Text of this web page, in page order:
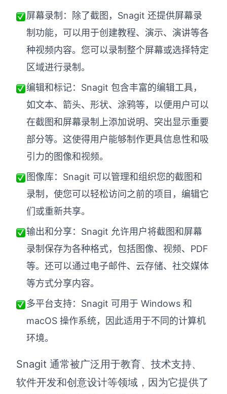
屏幕录制：除了截图，Snagit 还提供屏幕录
制功能，可以用于创建教程、演示、演讲等各
种视频内容。您可以录制整个屏幕或选择特定
区域进行录制。
编辑和标记：Snagit 包含丰富的编辑工具，
如文本、箭头、形状、涂鸦等，以便用户可以
在截图和屏幕录制上添加说明、突出显示重要
部分等。这使得用户能够制作更具信息性和吸
引力的图像和视频。
图像库：Snagit 可以管理和组织您的截图和
录制，使您可以轻松访问之前的项目，编辑它
们或重新共享。
输出和分享：Snagit 允许用户将截图和屏幕
录制保存为各种格式，包括图像、视频、PDF
等。还可以通过电子邮件、云存储、社交媒体
等方式分享内容。
多平台支持：Snagit 可用于 Windows 和
macOS 操作系统，因此适用于不同的计算机
环境。
Snagit 通常被广泛用于教育、技术支持、
软件开发和创意设计等领域，因为它提供了